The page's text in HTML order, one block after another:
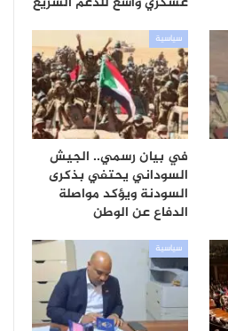
سياسية
في بيان رسمي.. الجيش
السوداني يحتفي بذكرى
السودنة ويؤكد مواصلة
الدفاع عن الوطن
سياسية